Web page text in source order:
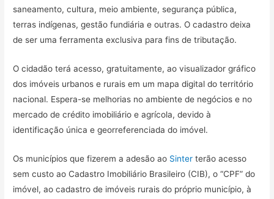
saneamento, cultura, meio ambiente, segurança pública,
terras indígenas, gestão fundiária e outras. O cadastro deixa
de ser uma ferramenta exclusiva para fins de tributação.
O cidadão terá acesso, gratuitamente, ao visualizador gráfico
dos imóveis urbanos e rurais em um mapa digital do território
nacional. Espera-se melhorias no ambiente de negócios e no
mercado de crédito imobiliário e agrícola, devido à
identificação única e georreferenciada do imóvel.
Os municípios que fizerem a adesão ao Sinterterão acesso
sem custo ao Cadastro Imobiliário Brasileiro (CIB), o “CPF” do
imóvel, ao cadastro de imóveis rurais do próprio município, à